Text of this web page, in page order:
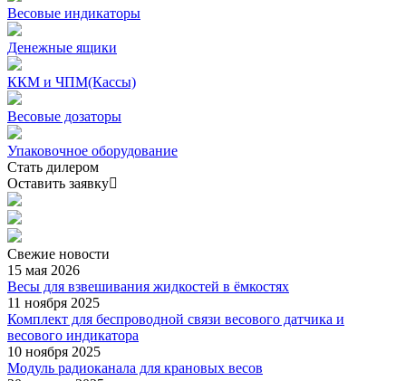
Весовые индикаторы
Денежные ящики
ККМ и ЧПМ(Кассы)
Весовые дозаторы
Упаковочное оборудование
Стать дилером
Оставить заявку
Свежие новости
15 мая 2026
Весы для взвешивания жидкостей в ёмкостях
11 ноября 2025
Комплект для беспроводной связи весового датчика и
весового индикатора
10 ноября 2025
Модуль радиоканала для крановых весов